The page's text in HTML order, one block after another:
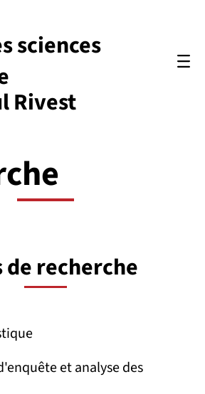
Rivest
sciences
de recherche
et analyse des